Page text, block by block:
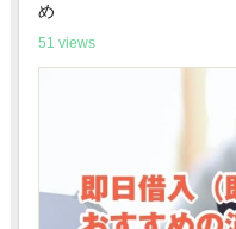
め
51 views